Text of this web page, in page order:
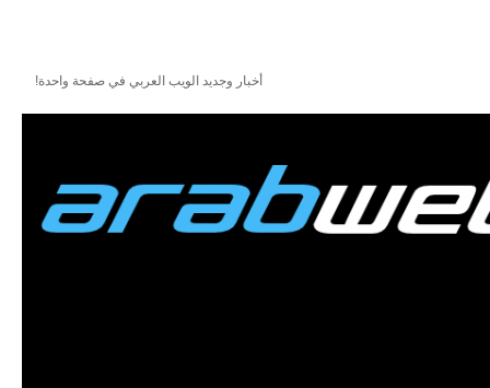
أخبار وجديد الويب العربي في صفحة واحدة!